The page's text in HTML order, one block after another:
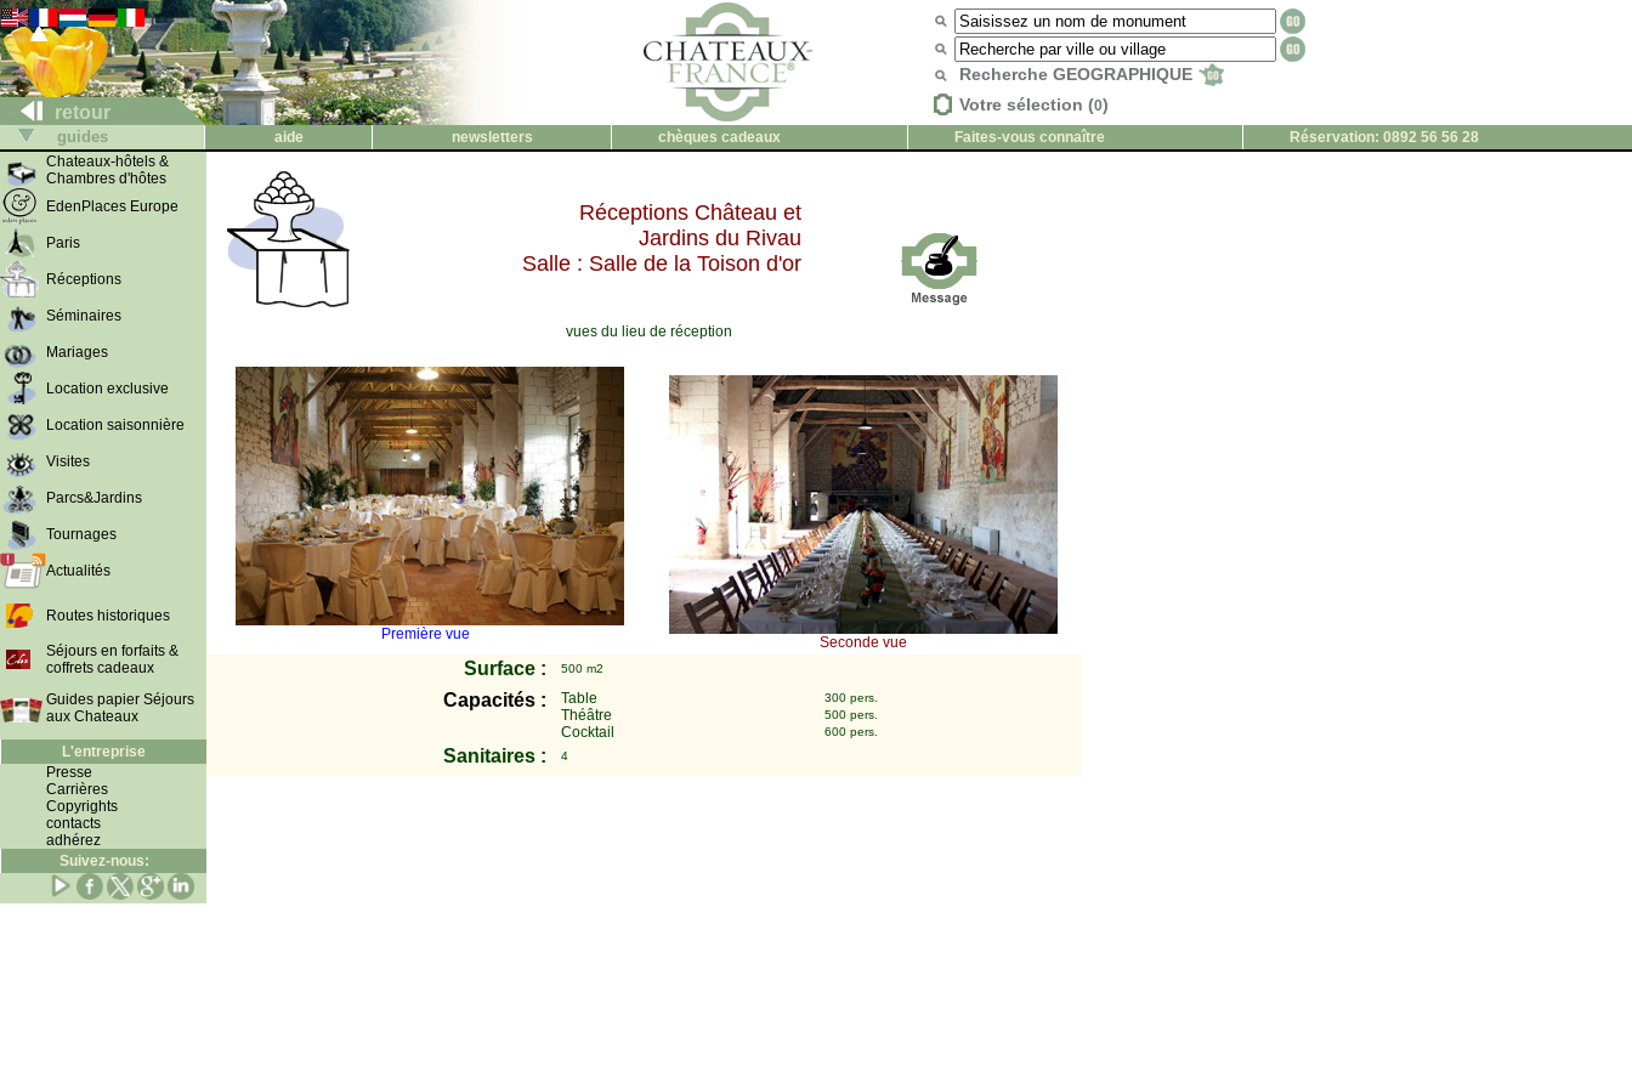
retour
Recherche GEOGRAPHIQUE
Votre sélection (0)
guides aide newsletters chèques cadeaux Faites-vous connaître
Réservation: 0892 56 56 28
Chateaux-hôtels &
Chambres d'hôtes
EdenPlaces Europe
Paris
Réceptions
Séminaires
Mariages
Location exclusive
Location saisonnière
Visites
Parcs&Jardins
Tournages
Actualités
Routes historiques
Séjours en forfaits &
coffrets cadeaux
Guides papier Séjours
aux Chateaux
L'entreprise
Presse
Carrières
Copyrights
contacts
adhérez
Suivez-nous:
Réceptions Château et
Jardins du Rivau
Salle : Salle de la Toison d'or
vues du lieu de réception
Première vue Seconde vue
Surface : 500 m2
Capacités : Table 300 pers.
Théâtre 500 pers.
Cocktail 600 pers.
Sanitaires : 4